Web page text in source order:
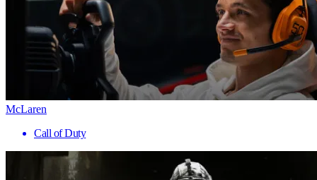
McLaren
Call of Duty